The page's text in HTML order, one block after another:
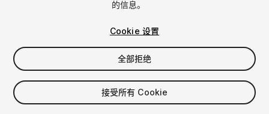
$9.99
增值税将在结算时计算
的信息。
Cookie 设置
全部拒绝
接受所有 Cookie